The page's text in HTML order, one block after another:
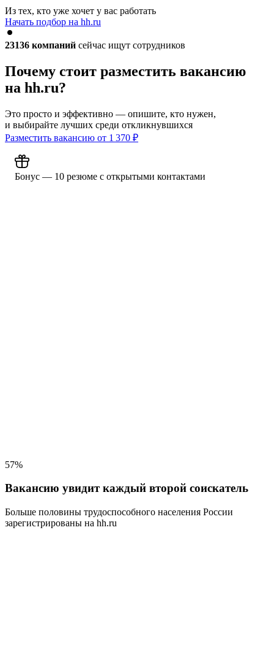
Из тех, кто уже хочет у вас работать
Начать подбор на hh.ru
23136 компаний сейчас ищут сотрудников
Почему стоит разместить вакансию
на hh.ru?
Это просто и эффективно — опишите, кто нужен,
и выбирайте лучших среди откликнувшихся
Разместить вакансию от 1 370 ₽
Бонус — 10 резюме с открытыми контактами
57%
Вакансию увидит каждый второй соискатель
Больше половины трудоспособного населения России
зарегистрированы на hh.ru